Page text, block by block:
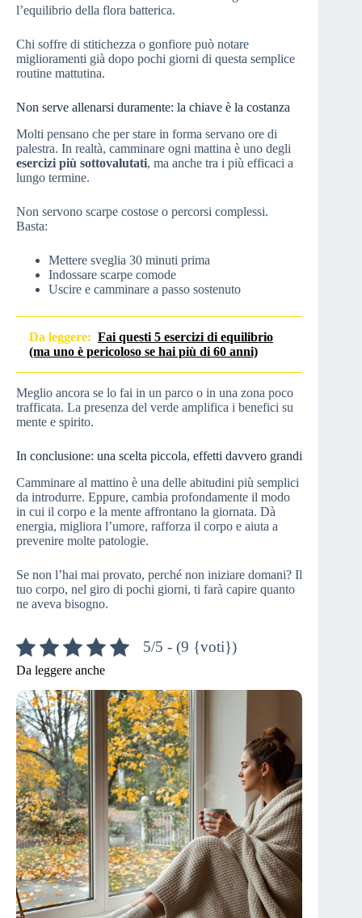
l’equilibrio della flora batterica.
Chi soffre di stitichezza o gonfiore può notare
miglioramenti già dopo pochi giorni di questa semplice
routine mattutina.
Non serve allenarsi duramente: la chiave è la costanza
Molti pensano che per stare in forma servano ore di
palestra. In realtà, camminare ogni mattina è uno degli
esercizi più sottovalutati, ma anche tra i più efficaci a
lungo termine.
Non servono scarpe costose o percorsi complessi.
Basta:
Mettere sveglia 30 minuti prima
Indossare scarpe comode
Uscire e camminare a passo sostenuto
Da leggere: Fai questi 5 esercizi di equilibrio
(ma uno è pericoloso se hai più di 60 anni)
Meglio ancora se lo fai in un parco o in una zona poco
trafficata. La presenza del verde amplifica i benefici su
mente e spirito.
In conclusione: una scelta piccola, effetti davvero grandi
Camminare al mattino è una delle abitudini più semplici
da introdurre. Eppure, cambia profondamente il modo
in cui il corpo e la mente affrontano la giornata. Dà
energia, migliora l’umore, rafforza il corpo e aiuta a
prevenire molte patologie.
Se non l’hai mai provato, perché non iniziare domani? Il
tuo corpo, nel giro di pochi giorni, ti farà capire quanto
ne aveva bisogno.
5/5 - (9 {voti})
Da leggere anche